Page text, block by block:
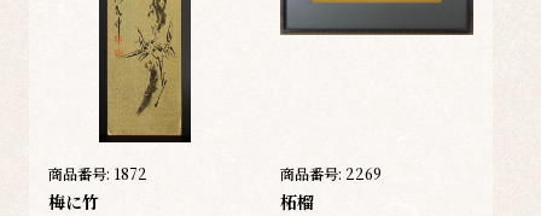
商品番号: 1872
梅に竹
商品番号: 2269
柘榴